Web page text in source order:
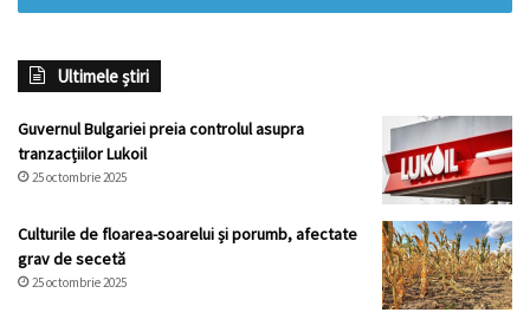
Ultimele știri
Guvernul Bulgariei preia controlul asupra
tranzacțiilor Lukoil
25 octombrie 2025
Culturile de floarea-soarelui și porumb, afectate
grav de secetă
25 octombrie 2025